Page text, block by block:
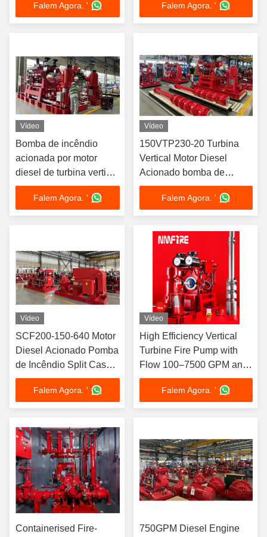
Certificado UL/FM
Falem Agora. '
Certificado 169 372 kW
Falem Agora. '
Vídeo
Bomba de incêndio
acionada por motor
diesel de turbina vertical
250VTP950-38 |
Certificado UL/FM, 232–
731 HP 3000GPM
Falem Agora. '
Vídeo
150VTP230-20 Turbina
Vertical Motor Diesel
Acionado bomba de
incêndio 1000 GPM, UL /
FM certificado
Falem Agora. '
Vídeo
SCF200-150-640 Motor
Diesel Acionado Pomba
de Incêndio Split Case
3000 GPM, Certificado
UL/FMFalem Agora. '
Vídeo
High Efficiency Vertical
Turbine Fire Pump with
Flow 100–7500 GPM and
Stainless Steel Shaft UL
FM NFPA20 Standard
Falem Agora. '
Containerised Fire-
750GPM Diesel Engine